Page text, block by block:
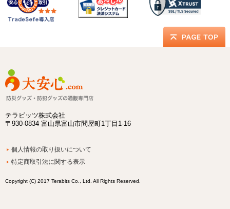
テラビッツ株式会社
〒930-0834 富山県富山市問屋町1丁目1-16
個人情報の取り扱いについて
特定商取引法に関する表示
Copyright (C) 2017 Terabits Co., Ltd. All Rights Reserved.